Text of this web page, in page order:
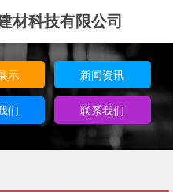
材科技有限公司
示 新闻资讯
们 联系我们